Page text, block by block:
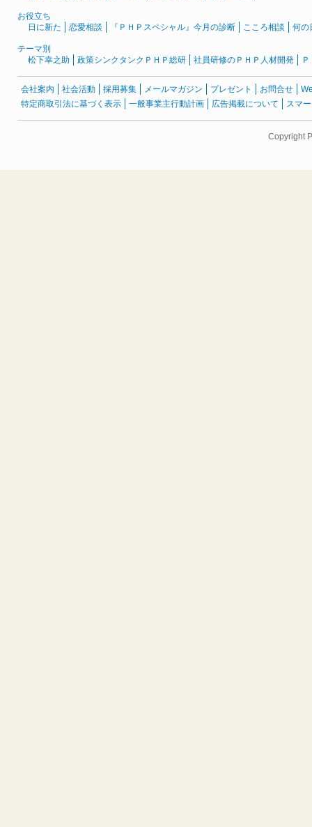
お役立ち
日に新た
恋愛相談 『ＰＨＰスペシャル』今月の診断 こころ相談 何の
テーマ別
松下幸之助
政策シンクタンクＰＨＰ総研 社員研修のＰＨＰ人材開発
会社案内 社会活動 採用募集 メールマガジン プレゼント お問合せ
特定商取引法に基づく表示
一般事業主行動計画 広告掲載について スマ
Copyright